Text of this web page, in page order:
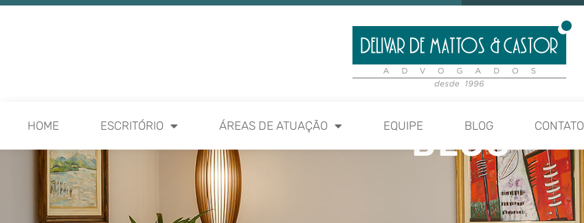
HOME ESCRITÓRIO ÁREAS DE ATUAÇÃO EQUIPE BLOG CONTATO
BLOG